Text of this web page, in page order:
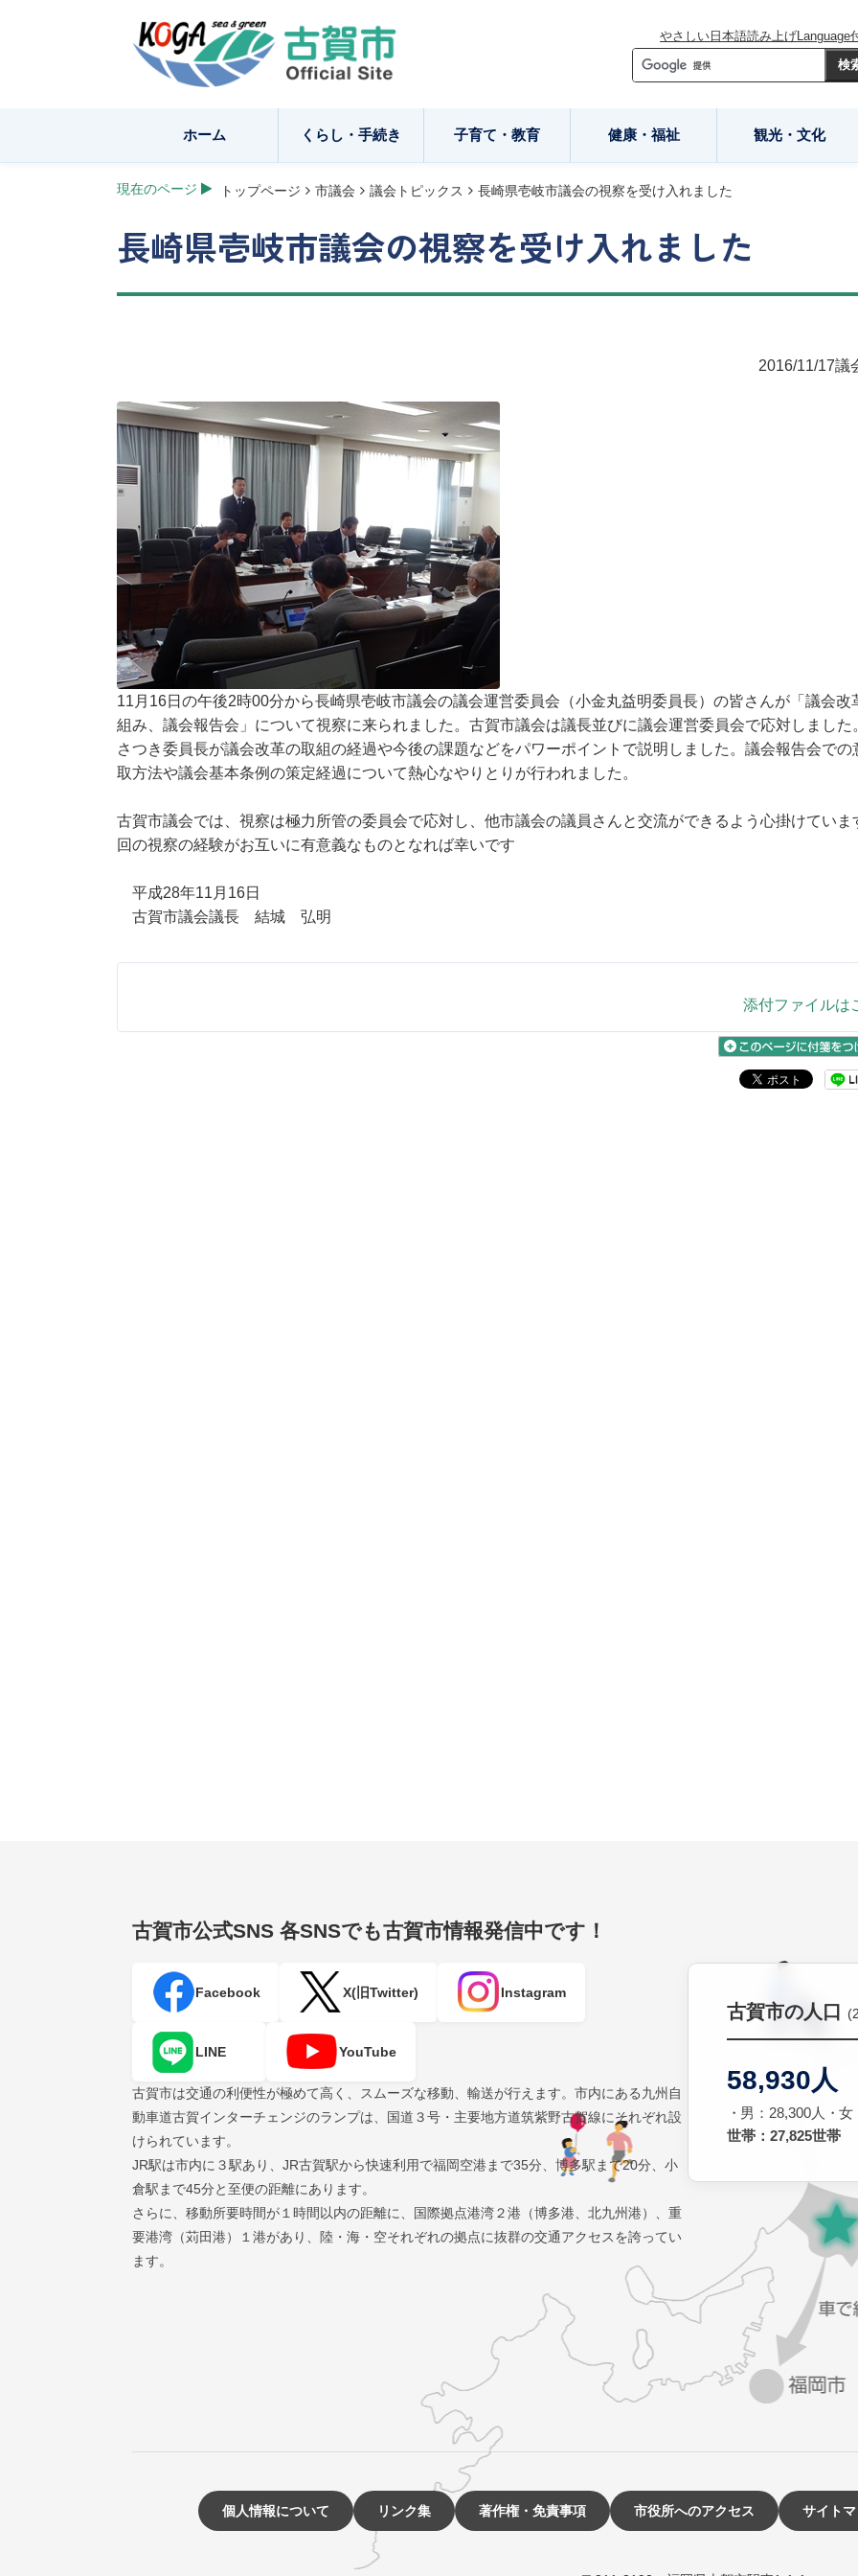
やさしい日本語読み上げLanguage
ホーム くらし・手続き 子育て・教育 健康・福祉 観光・文化
現在のページ トップページ 市議会 議会トピックス 長崎県壱岐市議会の視察を受け入れました
長崎県壱岐市議会の視察を受け入れました
2016/11/17議
11月16日の午後2時00分から長崎県壱岐市議会の議会運営委員会（小金丸益明委員長）の皆さんが「議会改
組み、議会報告会」について視察に来られました。古賀市議会は議長並びに議会運営委員会で応対しました
さつき委員長が議会改革の取組の経過や今後の課題などをパワーポイントで説明しました。議会報告会での
取方法や議会基本条例の策定経過について熱心なやりとりが行われました。
古賀市議会では、視察は極力所管の委員会で応対し、他市議会の議員さんと交流ができるよう心掛けていま
回の視察の経験がお互いに有意義なものとなれば幸いです
平成28年11月16日
古賀市議会議長 結城 弘明
添付ファイルは
古賀市公式SNS 各SNSでも古賀市情報発信中です！
Facebook X(旧Twitter) Instagram
LINE YouTube
古賀市は交通の利便性が極めて高く、スムーズな移動、輸送が行えます。市内にある九州自
動車道古賀インターチェンジのランプは、国道３号・主要地方道筑紫野古賀線にそれぞれ設
けられています。
JR駅は市内に３駅あり、JR古賀駅から快速利用で福岡空港まで35分、博多駅まで20分、小
倉駅まで45分と至便の距離にあります。
さらに、移動所要時間が１時間以内の距離に、国際拠点港湾２港（博多港、北九州港）、重
要港湾（苅田港）１港があり、陸・海・空それぞれの拠点に抜群の交通アクセスを誇ってい
ます。
古賀市の人口
58,930人
男：28,300人
女
世帯：27,825世帯
個人情報について リンク集 著作権・免責事項 市役所へのアクセス サイト